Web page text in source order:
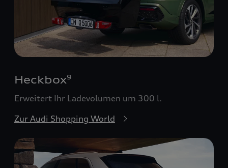
Heckbox9
Erweitert Ihr Ladevolumen um 300 l.
Zur Audi Shopping World